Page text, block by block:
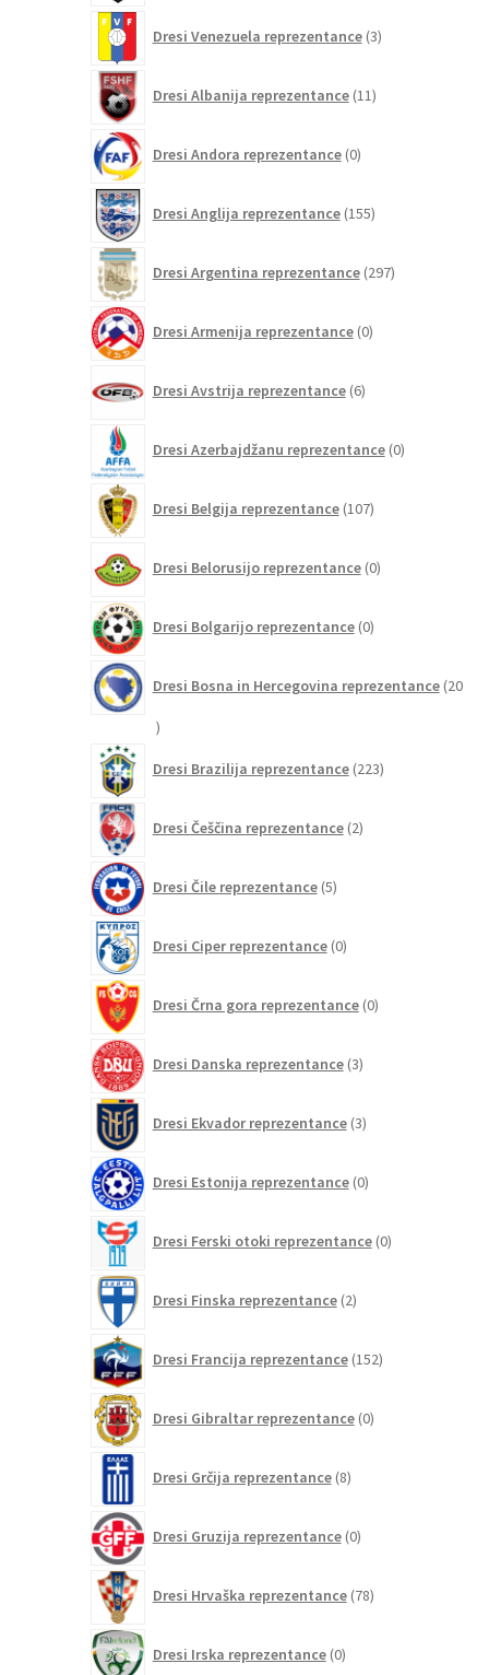
Dresi Venezuela reprezentance 3izdelki
Dresi Albanija reprezentance 11izdelkov
Dresi Andora reprezentance 0izdelkov
Dresi Anglija reprezentance 155izdelkov
Dresi Argentina reprezentance 297izdelkov
Dresi Armenija reprezentance 0izdelkov
Dresi Avstrija reprezentance 6izdelkov
Dresi Azerbajdžanu reprezentance 0izdelkov
Dresi Belgija reprezentance 107izdelkov
Dresi Belorusijo reprezentance 0izdelkov
Dresi Bolgarijo reprezentance 0izdelkov
Dresi Bosna in Hercegovina reprezentance 20
20
Dresi Brazilija reprezentance 223izdelkov
Dresi Češčina reprezentance 2izdelka
Dresi Čile reprezentance 5izdelkov
Dresi Ciper reprezentance 0izdelkov
Dresi Črna gora reprezentance 0izdelkov
Dresi Danska reprezentance 3izdelki
Dresi Ekvador reprezentance 3izdelki
Dresi Estonija reprezentance 0izdelkov
Dresi Ferski otoki reprezentance 0izdelkov
Dresi Finska reprezentance 2izdelka
Dresi Francija reprezentance 152izdelkov
Dresi Gibraltar reprezentance 0izdelkov
Dresi Grčija reprezentance 8izdelkov
Dresi Gruzija reprezentance 0izdelkov
Dresi Hrvaška reprezentance 78izdelkov
Dresi Irska reprezentance 0izdelkov